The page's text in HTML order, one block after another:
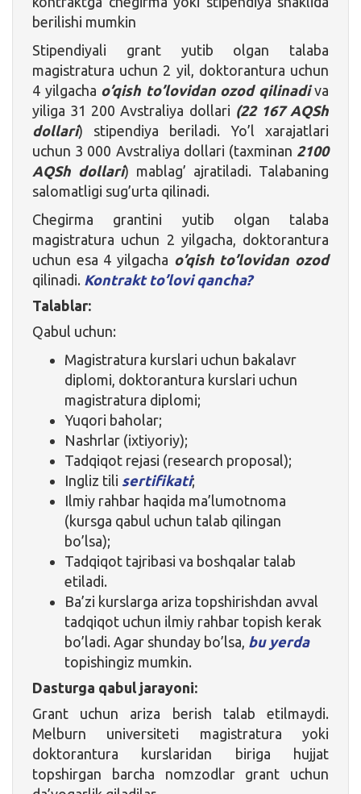
berilishi mumkin
Stipendiyali grant yutib olgan talaba
magistratura uchun 2 yil, doktorantura uchun
4 yilgacha o’qish to’lovidan ozod qilinadiva
yiliga 31 200 Avstraliya dollari (22 167 AQSh
dollari) stipendiya beriladi. Yo’l xarajatlari
uchun 3 000 Avstraliya dollari (taxminan 2100
AQSh dollari) mablag’ ajratiladi. Talabaning
salomatligi sug’urta qilinadi.
Chegirma grantini yutib olgan talaba
magistratura uchun 2 yilgacha, doktorantura
uchun esa 4 yilgacha o’qish to’lovidan ozod
qilinadi. Kontrakt to’lovi qancha?
Talablar:
Qabul uchun:
Magistratura kurslari uchun bakalavr
diplomi, doktorantura kurslari uchun
magistratura diplomi;
Yuqori baholar;
Nashrlar (ixtiyoriy);
Tadqiqot rejasi (research proposal);
Ingliz tili sertifikati;
Ilmiy rahbar haqida ma’lumotnoma
(kursga qabul uchun talab qilingan
bo’lsa);
Tadqiqot tajribasi va boshqalar talab
etiladi.
Ba’zi kurslarga ariza topshirishdan avval
tadqiqot uchun ilmiy rahbar topish kerak
bo’ladi. Agar shunday bo’lsa, bu yerda
topishingiz mumkin.
Dasturga qabul jarayoni:
Grant uchun ariza berish talab etilmaydi.
Melburn universiteti magistratura yoki
doktorantura kurslaridan biriga hujjat
topshirgan barcha nomzodlar grant uchun